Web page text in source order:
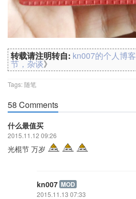
转载请注明转自: kn007的个人博客
节，杂谈》
Tags:随笔
58 Comments
什么最值买
2015.11.12 09:26
光棍节 万岁
kn007 MOD
2015.11.13 07:33